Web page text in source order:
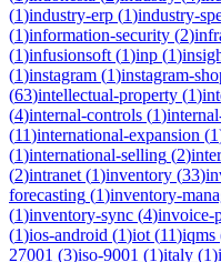
(1)industry-erp (1)industry-
(1)information-security (2)
(1)infusionsoft (1)inp (1)
(1)instagram (1)instagram-
(63)intellectual-property (1)
(4)internal-controls (1)
(11)international-expansion (1
(1)international-selling (2)
(2)intranet (1)inventory (33)
forecasting (1)inventory-
(1)inventory-sync (4)invoice-
(1)ios-android (1)iot (11)iqms
27001 (3)iso-9001 (1)italy (1)